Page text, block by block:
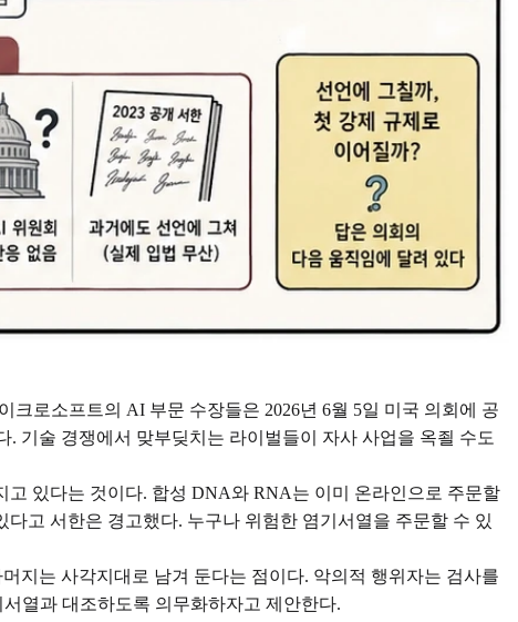
로소프트의 AI 부문 수장들은 2026년 6월 5일 미국 의회에 공
기술 경쟁에서 맞부딪치는 라이벌들이 자사 사업을 옥죌 수도
있다는 것이다. 합성 DNA와 RNA는 이미 온라인으로 주문할
고 서한은 경고했다. 누구나 위험한 염기서열을 주문할 수 있
지는 사각지대로 남겨 둔다는 점이다. 악의적 행위자는 검사를
열과 대조하도록 의무화하자고 제안한다.